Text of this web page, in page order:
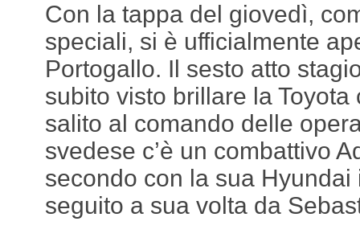
Con la tappa del giovedì,
speciali, si è ufficialmente
Portogallo. Il sesto atto
subito visto brillare la
salito al comando delle
svedese c’è un combattivo
secondo con la sua Hyundai
seguito a sua volta da